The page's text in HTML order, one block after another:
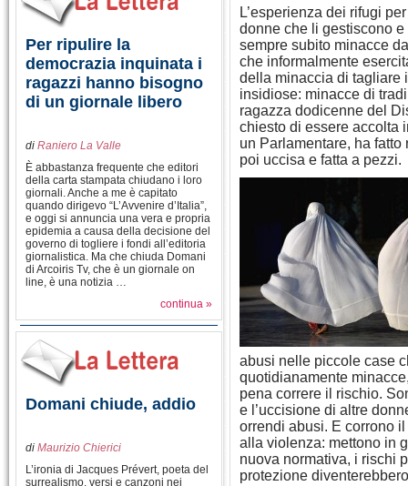
Per ripulire la
democrazia inquinata i
ragazzi hanno bisogno
di un giornale libero
di Raniero La Valle
È abbastanza frequente che editori
della carta stampata chiudano i loro
giornali. Anche a me è capitato
quando dirigevo “L’Avvenire d’Italia”,
e oggi si annuncia una vera e propria
epidemia a causa della decisione del
governo di togliere i fondi all’editoria
giornalistica. Ma che chiuda Domani
di Arcoiris Tv, che è un giornale on
line, è una notizia …
continua »
Domani chiude, addio
di Maurizio Chierici
L’ironia di Jacques Prévert, poeta del
surrealismo, versi e canzoni nei
L’esperienza dei rifugi
donne che li gestiscono
sempre subito minacce
che informalmente
della minaccia di tagliare
insidiose: minacce di
ragazza dodicenne del
chiesto di essere accolta
un Parlamentare, ha
poi uccisa e fatta a pezzi.
abusi nelle piccole case
quotidianamente
pena correre il rischio.
e l’uccisione di altre
orrendi abusi. E corrono
alla violenza: mettono in
nuova normativa, i rischi
protezione